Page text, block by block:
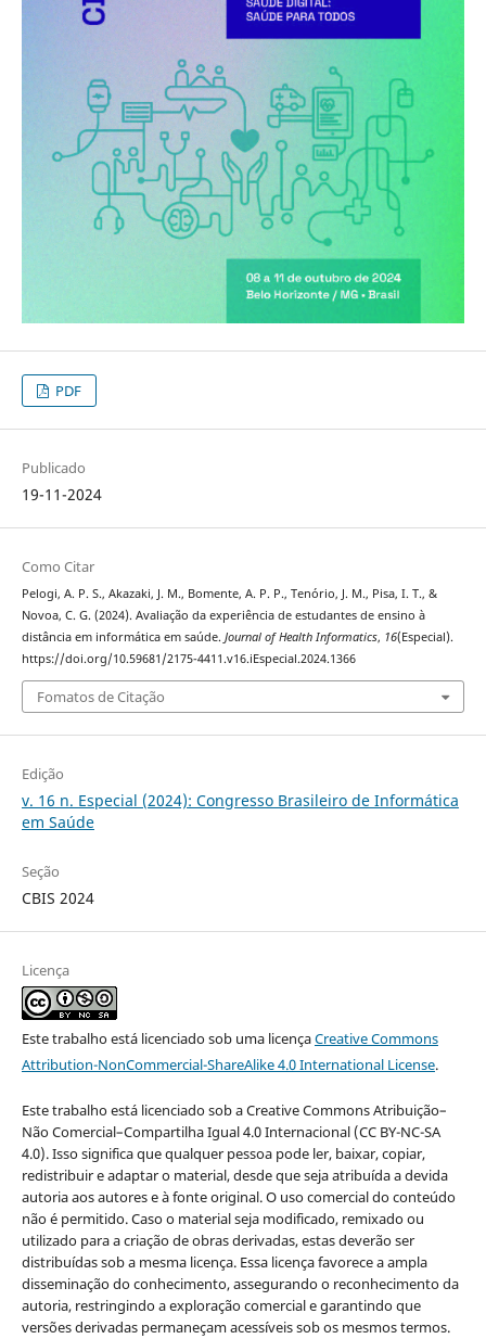
PDF
Publicado
19-11-2024
Como Citar
Pelogi, A. P. S., Akazaki, J. M., Bomente, A. P. P., Tenório, J. M., Pisa, I. T., &
Novoa, C. G. (2024). Avaliação da experiência de estudantes de ensino à
distância em informática em saúde. Journal of Health Informatics, 16(Especial).
https://doi.org/10.59681/2175-4411.v16.iEspecial.2024.1366
Fomatos de Citação
Edição
v. 16 n. Especial (2024): Congresso Brasileiro de Informática
em Saúde
Seção
CBIS 2024
Licença
Este trabalho está licenciado sob uma licençaCreative Commons
Attribution-NonCommercial-ShareAlike 4.0 International License.
Este trabalho está licenciado sob a Creative Commons Atribuição–
Não Comercial–Compartilha Igual 4.0 Internacional (CC BY-NC-SA
4.0). Isso significa que qualquer pessoa pode ler, baixar, copiar,
redistribuir e adaptar o material, desde que seja atribuída a devida
autoria aos autores e à fonte original. O uso comercial do conteúdo
não é permitido. Caso o material seja modificado, remixado ou
utilizado para a criação de obras derivadas, estas deverão ser
distribuídas sob a mesma licença. Essa licença favorece a ampla
disseminação do conhecimento, assegurando o reconhecimento da
autoria, restringindo a exploração comercial e garantindo que
versões derivadas permaneçam acessíveis sob os mesmos termos.